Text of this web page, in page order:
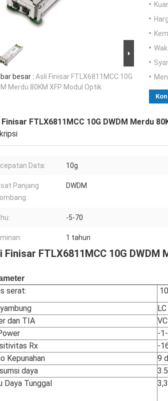
besar : Asli Finisar FTLX6811MCC 10G
Merdu 80KM XFP Modul Optik
FTLX6811MCC 10G DWDM Merdu
Data: 10g
Panjang
DWDM
-5-70
1 tahun
Finisar FTLX6811MCC 10G DWDM
serat:
LC
dan TIA
-
Rx
-
Kepunahan
9
daya
Daya Tunggal